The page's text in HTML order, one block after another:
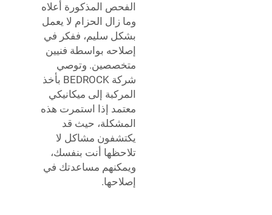
الفحص المذكورة أعلاه
وما زال الحزام لا يعمل
بشكل سليم، ففكر في
إصلاحه بواسطة فنيين
متخصصين. وتوصي
شركة BEDROCK بأخذ
المركبة إلى ميكانيكي
معتمد إذا استمرت هذه
المشكلة، حيث قد
يكتشفون مشاكل لا
تلاحظها أنت بنفسك،
ويمكنهم مساعدتك في
إصلاحها.